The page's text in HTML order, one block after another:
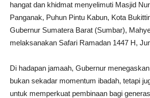
hangat dan khidmat menyelimuti Masjid
Panganak, Puhun Pintu Kabun, Kota
Gubernur Sumatera Barat (Sumbar),
melaksanakan Safari Ramadan 1447 H,
Di hadapan jamaah, Gubernur
bukan sekadar momentum ibadah, tetapi
untuk memperkuat pembinaan bagi